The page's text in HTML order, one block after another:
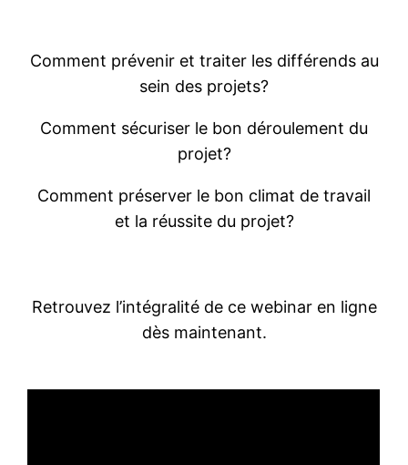
Comment prévenir et traiter les différends au
sein des projets?
Comment sécuriser le bon déroulement du
projet?
Comment préserver le bon climat de travail
et la réussite du projet?
Retrouvez l’intégralité de ce webinar en ligne
dès maintenant.